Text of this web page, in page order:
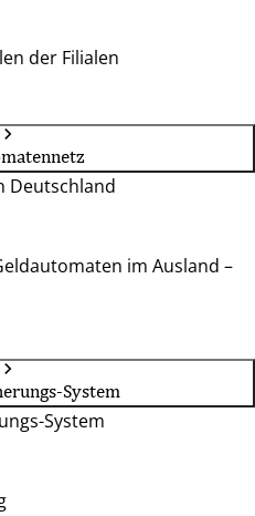
der Filialen
Deutschland
im Ausland –
System
System